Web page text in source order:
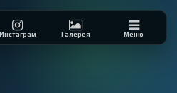
Инстаграм Галерея Меню